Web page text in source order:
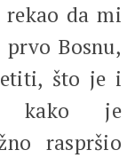
da mi
Bosnu,
što je i
kako je
raspršio